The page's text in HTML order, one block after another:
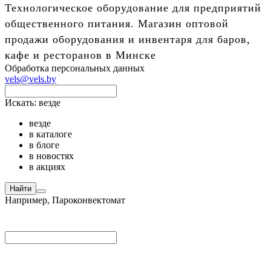
Технологическое оборудование для предприятий
общественного питания. Магазин оптовой
продажи оборудования и инвентаря для баров,
кафе и ресторанов в Минске
Обработка персональных данных
vels@vels.by
Искать: везде
везде
в каталоге
в блоге
в новостях
в акциях
Найти
Например, Пароконвектомат